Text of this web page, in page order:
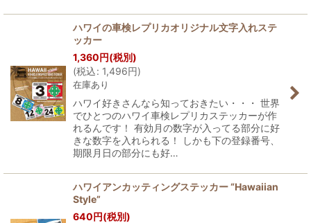
ハワイの車検レプリカオリジナル文字入れステ
ッカー
1,360円(税別)
(税込: 1,496円)
在庫あり
ハワイ好きさんなら知っておきたい・・・ 世界
でひとつのハワイ車検レプリカステッカーが作
れるんです！ 有効月の数字が入ってる部分に好
きな数字を入れられる！ しかも下の登録番号、
期限月日の部分にも好…
ハワイアンカッティングステッカー “Hawaiian
Style”
640円(税別)